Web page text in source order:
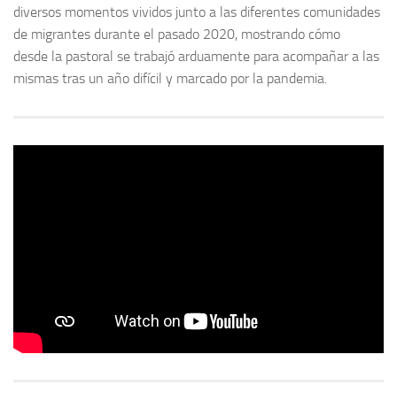
diversos momentos vividos junto a las diferentes comunidades
de migrantes durante el pasado 2020, mostrando cómo
desde la pastoral se trabajó arduamente para acompañar a las
mismas tras un año difícil y marcado por la pandemia.